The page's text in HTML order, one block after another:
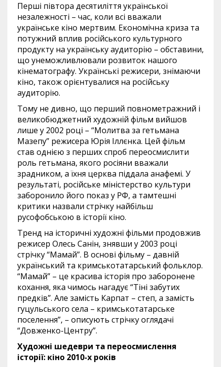
Перші півтора десятиліття української
незалежності – час, коли всі вважали
українське кіно мертвим. Економічна криза та
потужний вплив російського культурного
продукту на українську аудиторію – обставини,
що унеможливлювали розвиток нашого
кінематографу. Українські режисери, знімаючи
кіно, також орієнтувалися на російську
аудиторію.
Тому не дивно, що перший повнометражний і
великобюджетний художній фільм вийшов
лише у 2002 році – “Молитва за гетьмана
Мазепу” режисера Юрія Іллєнка. Цей фільм
став однією з перших спроб переосмислити
роль гетьмана, якого росіяни вважали
зрадником, а їхня церква піддала анафемі. У
результаті, російське міністерство культури
заборонило його показ у РФ, а тамтешні
критики назвали стрічку найбільш
русофобською в історії кіно.
Тренд на історичні художні фільми продовжив
режисер Олесь Санін, знявши у 2003 році
стрічку “Мамай”. В основі фільму – давній
український та кримськотатарський фольклор.
“Мамай” – це красива історія про заборонене
кохання, яка чимось нагадує “Тіні забутих
предків”. Але замість Карпат – степ, а замість
гуцульського села – кримськотатарське
поселення”, – описують стрічку оглядачі
“Довженко-Центру”.
Художні шедеври та переосмислення
історії: кіно 2010-х років